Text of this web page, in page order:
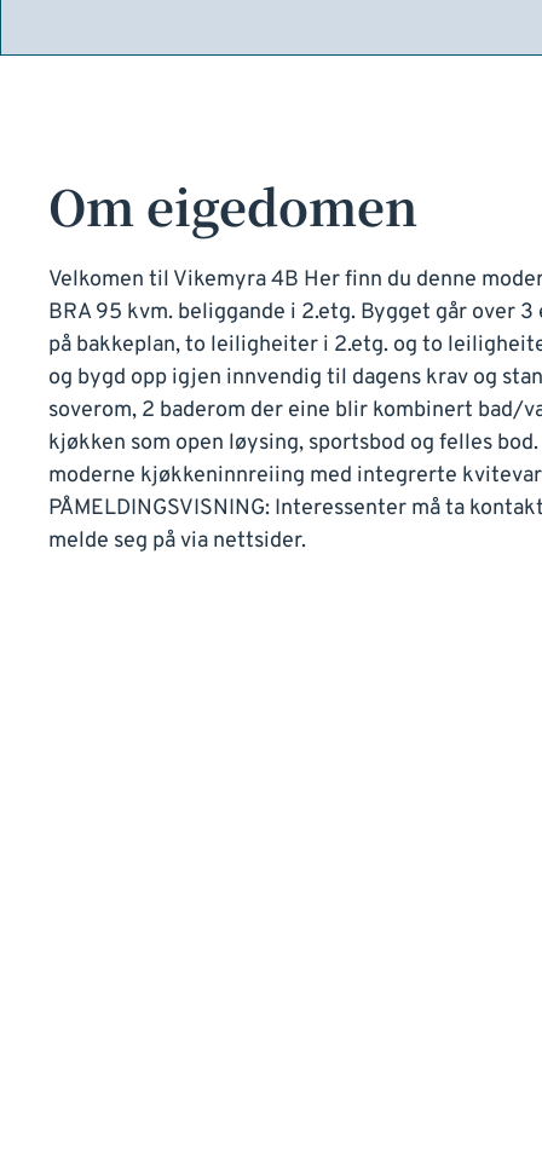
Om eigedomen
Velkomen til Vikemyra 4B Her finn du denne
BRA 95 kvm. beliggande i 2.etg. Bygget går over
på bakkeplan, to leiligheiter i 2.etg. og to
og bygd opp igjen innvendig til dagens krav og
soverom, 2 baderom der eine blir kombinert bad/
kjøkken som open løysing, sportsbod og felles
moderne kjøkkeninnreiing med integrerte
PÅMELDINGSVISNING: Interessenter må ta
melde seg på via nettsider.